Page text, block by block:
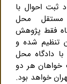
ثبت احوال با
مستقل محل
فقط پژوهش
تنظیم شده و
دادگاه محل
خواهان هر دو
خواهد بود.